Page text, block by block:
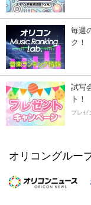
毎週
ク！
試写
ト！
プレゼ
オリコングルー